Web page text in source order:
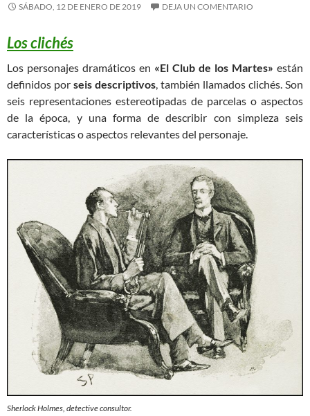
SÁBADO, 12 DE ENERO DE 2019 DEJA UN COMENTARIO
Los clichés
Los personajes dramáticos en «El Club de los Martes» están
definidos por seis descriptivos, también llamados clichés. Son
seis representaciones estereotipadas de parcelas o aspectos
de la época, y una forma de describir con simpleza seis
características o aspectos relevantes del personaje.
Sherlock Holmes, detective consultor.